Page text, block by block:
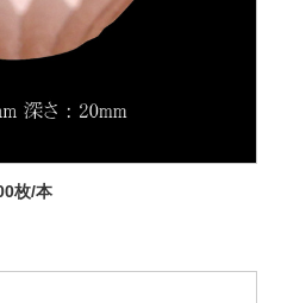
枚/本